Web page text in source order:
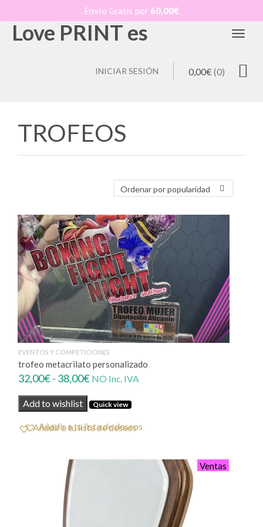
Love PRINT es
0,00€(0)
INICIAR SESIÓN
TROFEOS
EVENTOS Y COMPETICIONES
trofeo metacrilato personalizado
32,00€- 38,00€Rango
precios:
desde
NO Inc. IVA
Add to wishlist Quick view
Añadir a tu lista de deseos
Ventas
Envío Gratis por 60,00€